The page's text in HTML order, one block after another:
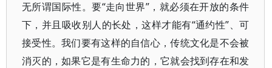
无所谓国际性。要“走向世界”，就必须在开放的条件
下，并且吸收别人的长处，这样才能有“通约性”、可
接受性。我们要有这样的自信心，传统文化是不会被
消灭的，如果它是有生命力的，它就会找到存在和发